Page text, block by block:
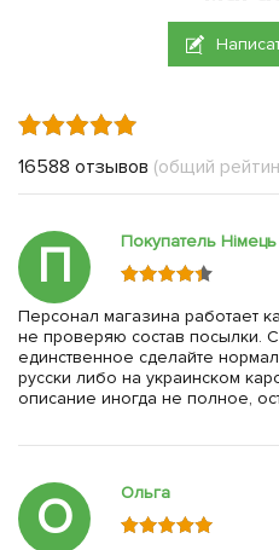
16588 отзывов (общий
П Покупатель Німець
Персонал магазина работает
не проверяю состав посылки.
единственное сделайте
русски либо на украинском
описание иногда не полное,
О Ольга